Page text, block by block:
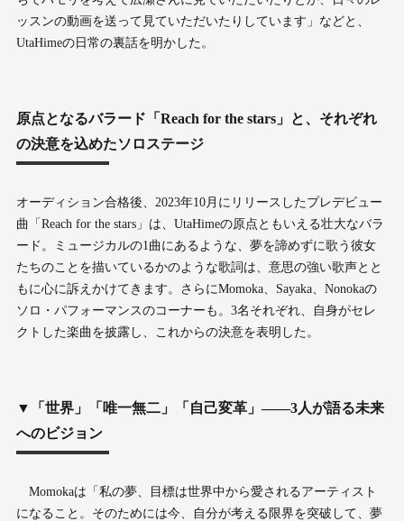
ッスンの動画を送って見ていただいたりしています」などと、
UtaHimeの日常の裏話を明かした。
原点となるバラード「Reach for the stars」と、それぞれ
の決意を込めたソロステージ
オーディション合格後、2023年10月にリリースしたプレデビュー
曲「Reach for the stars」は、UtaHimeの原点ともいえる壮大なバラ
ード。ミュージカルの1曲にあるような、夢を諦めずに歌う彼女
たちのことを描いているかのような歌詞は、意思の強い歌声とと
もに心に訴えかけてきます。さらにMomoka、Sayaka、Nonokaの
ソロ・パフォーマンスのコーナーも。3名それぞれ、自身がセレ
クトした楽曲を披露し、これからの決意を表明した。
▼「世界」「唯一無二」「自己変革」——3人が語る未来
へのビジョン
Momokaは「私の夢、目標は世界中から愛されるアーティスト
になること。そのためには今、自分が考える限界を突破して、夢